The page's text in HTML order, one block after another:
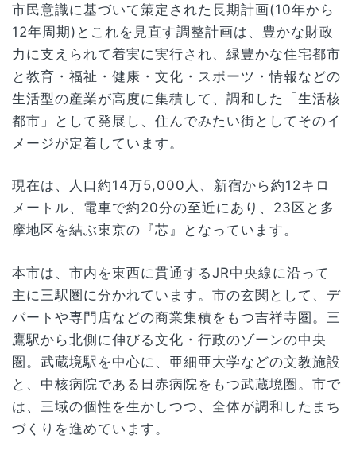
市民意識に基づいて策定された長期計画(10年から
12年周期)とこれを見直す調整計画は、豊かな財政
力に支えられて着実に実行され、緑豊かな住宅都市
と教育・福祉・健康・文化・スポーツ・情報などの
生活型の産業が高度に集積して、調和した「生活核
都市」として発展し、住んでみたい街としてそのイ
メージが定着しています。
現在は、人口約14万5,000人、新宿から約12キロ
メートル、電車で約20分の至近にあり、23区と多
摩地区を結ぶ東京の『芯』となっています。
本市は、市内を東西に貫通するJR中央線に沿って
主に三駅圏に分かれています。市の玄関として、デ
パートや専門店などの商業集積をもつ吉祥寺圏。三
鷹駅から北側に伸びる文化・行政のゾーンの中央
圏。武蔵境駅を中心に、亜細亜大学などの文教施設
と、中核病院である日赤病院をもつ武蔵境圏。市で
は、三域の個性を生かしつつ、全体が調和したまち
づくりを進めています。